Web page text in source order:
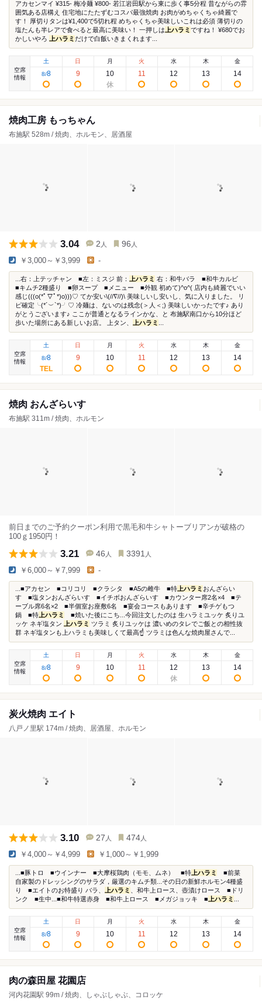
アカセンマイ ¥315- 梅冷麺 ¥800- 若江岩田駅から東に歩く事5分程 昔ながらの雰
囲気ある店構え 住宅地にたたずむコスパ最強焼肉 お肉がめちゃくちゃ綺麗で
す！ 厚切りタンは¥1,400で5切れ程 めちゃくちゃ美味しいこれは必須 薄切りの
塩たんも半レアで食べると最高に美味い！ 一押しは 上ハラミ ですね！ ¥680でお
かしいやろ
上ハラミ だけで白飯いきまくれます...
空席
情報
土
8/8
日
9
月
10
火
11
水
12
木
13
金
14
焼肉工房 もっちゃん
布施駅 528m / 焼肉、ホルモン、居酒屋
3.04 2 人 96 人
￥3,000～￥3,999 -
...右：上テッチャン ■左：ミスジ 前： 上ハラミ 右：和牛バラ ■和牛カルビ
■キムチ2種盛り ■卵スープ ■メニュー ■外観 初めて)^o^( 店内も綺麗でいい
感じ(((o(*ﾟ▽ﾟ*)o)))♡ てか安い\(//∇//)\ 美味しいし安いし、気に入りました。 リ
ピ確定╰(*´︶`*)╯♡ 冷麺は、ないのは残念(＞人＜;) 美味しいかったです♪ あり
がとうございます♪ ここが普通となるラインかな、と 布施駅南口から10分ほど
歩いた場所にある新しいお店。 上タン、
上ハラミ
空席
情報
土
8/8
日
9
月
10
火
11
水
12
木
13
金
14
焼肉 おんざらいす
布施駅 311m / 焼肉、ホルモン
前日までのご予約クーポン利用で黒毛和牛シャトーブリアンが破格の
100ｇ1950円！
3.21 46 人 3391 人
￥6,000～￥7,999 -
...■アカセン ■コリコリ ■クラシタ ■A5の雌牛 ■特 上ハラミ おんざらい
す ■塩タンおんざらいす ■イチボおんざらいす ■カウンター席2名×4 ■テ
ーブル席6名×2 ■半個室お座敷6名 ■宴会コースもあります ■辛チゲもつ
鍋 ■特 上ハラミ
■焼いた後にこち...今回注文したのは 生ハラミユッケ 炙りユ
ッケ ネギ塩タン
上ハラミ ツラミ 炙りユッケは 濃いめのタレでご飯との相性抜
群 ネギ塩タンも上ハラミも美味しくて最高☝️ ツラミは色んな焼肉屋さんで...
空席
情報
土
8/8
日
9
月
10
火
11
水
12
木
13
金
14
炭火焼肉 エイト
八戸ノ里駅 174m / 焼肉、居酒屋、ホルモン
3.10 27 人 474 人
￥4,000～￥4,999 ￥1,000～￥1,999
...■豚トロ ■ウインナー ■大摩桜鶏肉（モモ、ムネ） ■特 上ハラミ
■前菜
自家製のドレッシングのサラダ，厳選のキムチ類...その日の新鮮ホルモン4種盛
り ■エイトのお特盛り バラ、
上ハラミ
、和牛上ロース、壺漬けロース ■ドリ
ンク ■生中...■和牛特選赤身 ■和牛上ロース ■メガジョッキ ■ 上ハラミ
空席
情報
土
8/8
日
9
月
10
火
11
水
12
木
13
金
14
肉の森田屋 花園店
河内花園駅 99m / 焼肉、しゃぶしゃぶ、コロッケ